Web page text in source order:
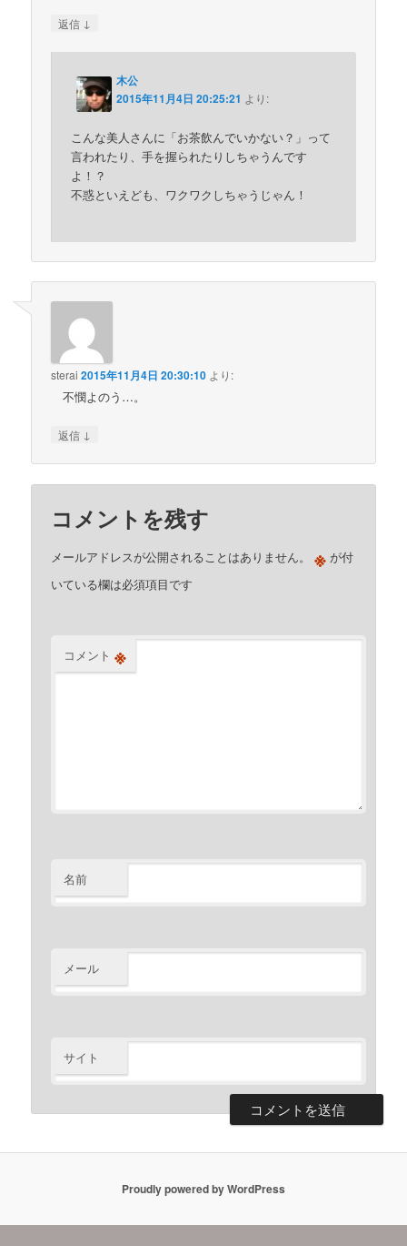
返信 ↓
木公
2015年11月4日 20:25:21 より:
こんな美人さんに「お茶飲んでいかない？」って
言われたり、手を握られたりしちゃうんです
よ！？
不惑といえども、ワクワクしちゃうじゃん！
sterai 2015年11月4日 20:30:10 より:
不憫よのう…。
返信 ↓
コメントを残す
メールアドレスが公開されることはありません。 ※ が付
いている欄は必須項目です
コメント ※
名前
メール
サイト
Proudly powered by WordPress